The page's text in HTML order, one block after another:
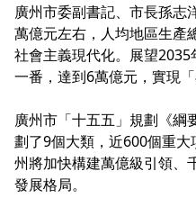
廣州市委副書記、市長孫志
萬億元左右，人均地區生產
社會主義現代化。展望
一番，達到6萬億元，實現
廣州市「十五五」規劃《綱
劃了9個大類，近600個重
州將加快構建萬億級引領、
發展格局。